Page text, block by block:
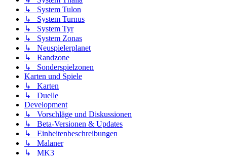
↳ System Tulon
↳ System Turnus
↳ System Tyr
↳ System Zonas
↳ Neuspielerplanet
↳ Randzone
↳ Sonderspielzonen
Karten und Spiele
↳ Karten
↳ Duelle
Development
↳ Vorschläge und Diskussionen
↳ Beta-Versionen & Updates
↳ Einheitenbeschreibungen
↳ Malaner
↳ MK3